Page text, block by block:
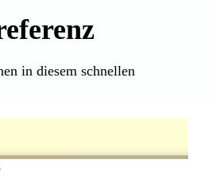
in diesem schnellen